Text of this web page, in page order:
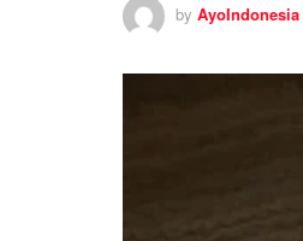
by AyoIndonesia